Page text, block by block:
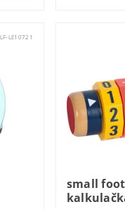
LE10721
small